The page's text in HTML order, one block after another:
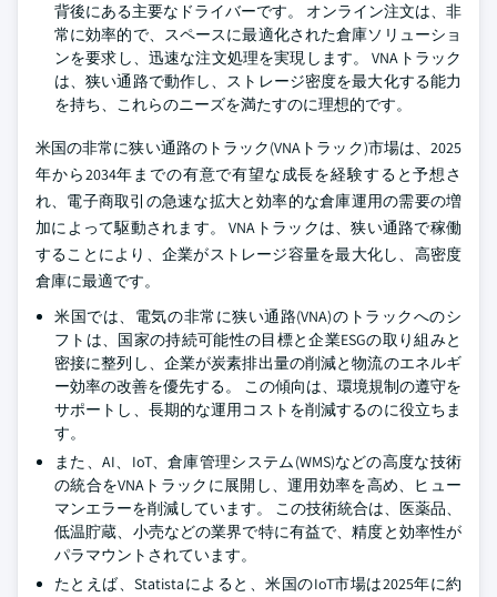
背後にある主要なドライバーです。 オンライン注文は、非
常に効率的で、スペースに最適化された倉庫ソリューショ
ンを要求し、迅速な注文処理を実現します。 VNAトラック
は、狭い通路で動作し、ストレージ密度を最大化する能力
を持ち、これらのニーズを満たすのに理想的です。
米国の非常に狭い通路のトラック(VNAトラック)市場は、2025
年から2034年までの有意で有望な成長を経験すると予想さ
れ、電子商取引の急速な拡大と効率的な倉庫運用の需要の増
加によって駆動されます。 VNAトラックは、狭い通路で稼働
することにより、企業がストレージ容量を最大化し、高密度
倉庫に最適です。
米国では、電気の非常に狭い通路(VNA)のトラックへのシ
フトは、国家の持続可能性の目標と企業ESGの取り組みと
密接に整列し、企業が炭素排出量の削減と物流のエネルギ
ー効率の改善を優先する。 この傾向は、環境規制の遵守を
サポートし、長期的な運用コストを削減するのに役立ちま
す。
また、AI、IoT、倉庫管理システム(WMS)などの高度な技術
の統合をVNAトラックに展開し、運用効率を高め、ヒュー
マンエラーを削減しています。 この技術統合は、医薬品、
低温貯蔵、小売などの業界で特に有益で、精度と効率性が
パラマウントされています。
たとえば、Statistaによると、米国のIoT市場は2025年に約